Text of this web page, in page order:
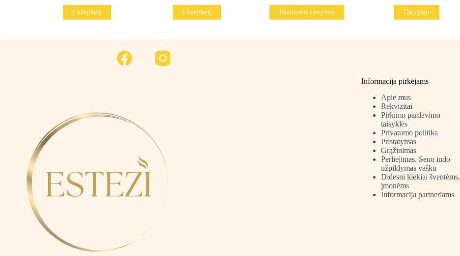
Į krepšelį Į krepšelį Pasirinkti savybes
This
product
Daugiau
Informacija pirkėjams
Apie mus
Rekvizitai
Pirkimo pardavimo
taisyklės
Privatumo politika
Pristatymas
Grąžinimas
Perliejimas. Seno indo
užpildymas vašku
Didesni kiekiai šventėms,
įmonėms
Informacija partneriams